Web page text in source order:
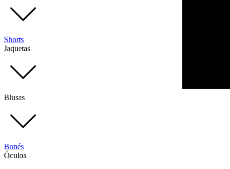
Shorts
Jaquetas
Blusas
Bonés
Óculos